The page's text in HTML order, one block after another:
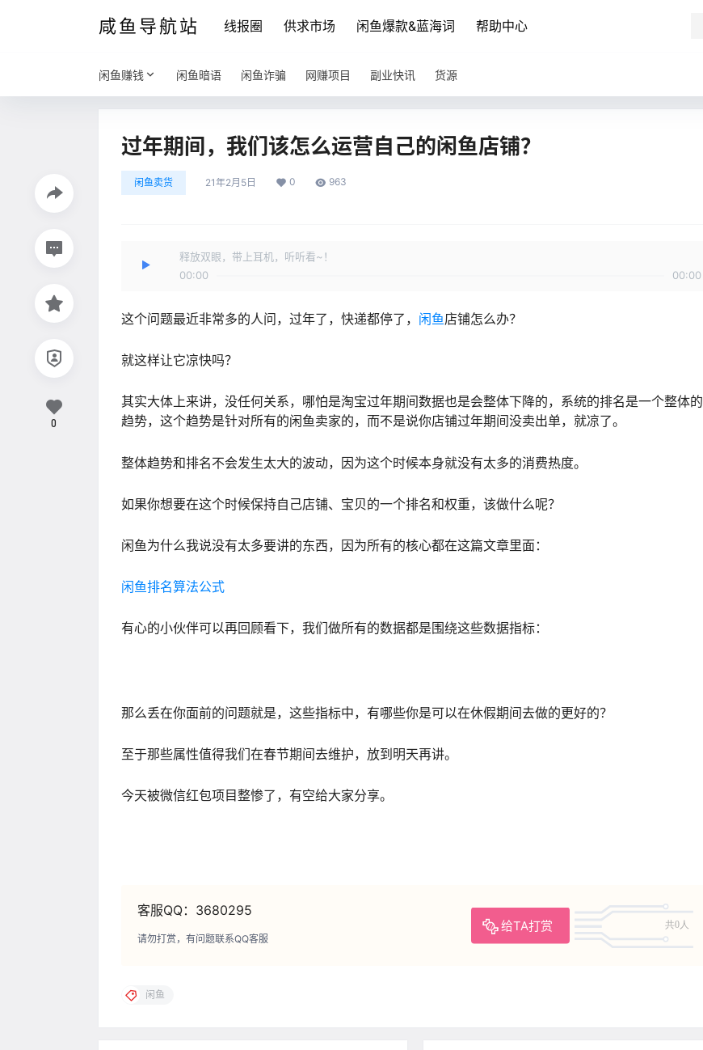
咸鱼导航站 线报圈 供求市场 闲鱼爆款&蓝海词 帮助中心
闲鱼赚钱 闲鱼暗语 闲鱼诈骗 网赚项目 副业快讯 货源
过年期间，我们该怎么运营自己的闲鱼店铺？
闲鱼卖货 21年2月5日 0 963
释放双眼，带上耳机，听听看~！
00:00
00:00
这个问题最近非常多的人问，过年了，快递都停了， 闲鱼店铺怎么办？
就这样让它凉快吗？
其实大体上来讲，没任何关系，哪怕是淘宝过年期间数据也是会整体下降的，系统的排名是一个整体的
趋势，这个趋势是针对所有的闲鱼卖家的，而不是说你店铺过年期间没卖出单，就凉了。
整体趋势和排名不会发生太大的波动，因为这个时候本身就没有太多的消费热度。
如果你想要在这个时候保持自己店铺、宝贝的一个排名和权重，该做什么呢？
闲鱼为什么我说没有太多要讲的东西，因为所有的核心都在这篇文章里面：
闲鱼排名算法公式
有心的小伙伴可以再回顾看下，我们做所有的数据都是围绕这些数据指标：
那么丢在你面前的问题就是，这些指标中，有哪些你是可以在休假期间去做的更好的？
至于那些属性值得我们在春节期间去维护，放到明天再讲。
今天被微信红包项目整惨了，有空给大家分享。
客服QQ：3680295
给TA打赏 共0人
请勿打赏，有问题联系QQ客服
0
闲鱼